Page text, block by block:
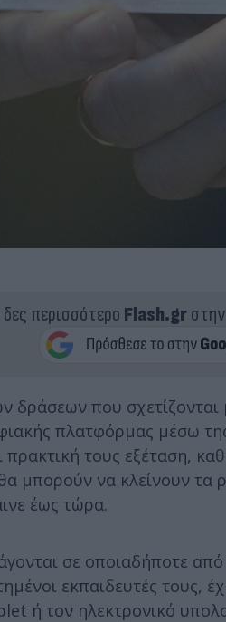
δες περισσότερο Flash.gr
δράσεων που
πλατφόρμας μέσω
τους εξέταση,
μπορούν να κλείνουν τα
έως τώρα.
σε οποιαδήποτε
εκπαιδευτές
ή τον ηλεκτρονικό